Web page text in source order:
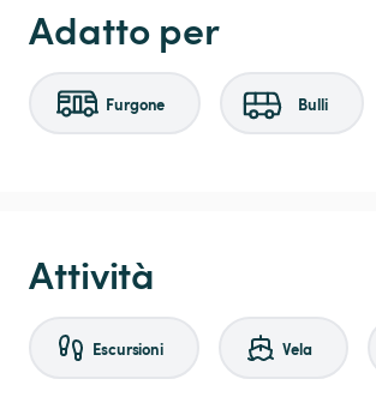
Adatto per
Furgone Bulli
Attività
Escursioni Vela